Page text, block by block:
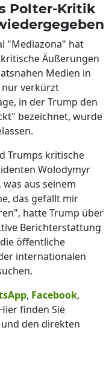
Polter-Kritik
"Mediazona" hat
Äußerungen
Medien in
nur verkürzt
in der Trump den
bezeichnet, wurde
Trumps kritische
Wolodymyr
aus seinem
das gefällt mir
hatte Trump über
Berichterstattung
öffentliche
internationalen
, Facebook,
finden Sie
den direkten